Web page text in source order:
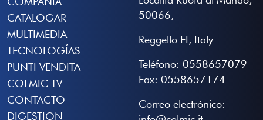
CATALOGAR
MULTIMEDIA
TECNOLOGÍAS
PUNTI VENDITA
COLMIC TV
CONTACTO
DIGESTION
50066,
Reggello FI, Italy
Teléfono: 0558657079
Fax: 0558657174
Correo electrónico: